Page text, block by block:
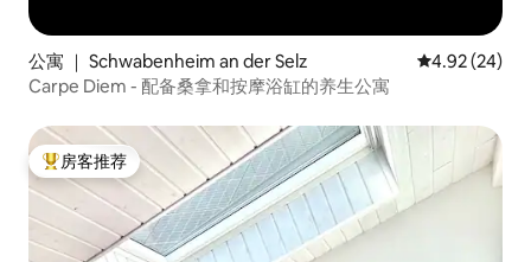
公寓 ｜ Schwabenheim an der Selz 平均评分
4.92 (24)
Carpe Diem - 配备桑拿和按摩浴缸的养生公寓
热门「房客推荐」
房客推荐